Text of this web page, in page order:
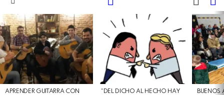
SKIN
LATEST
STORIES
APRENDER GUITARRA CON
“DEL DICHO AL HECHO HAY
BUENOS